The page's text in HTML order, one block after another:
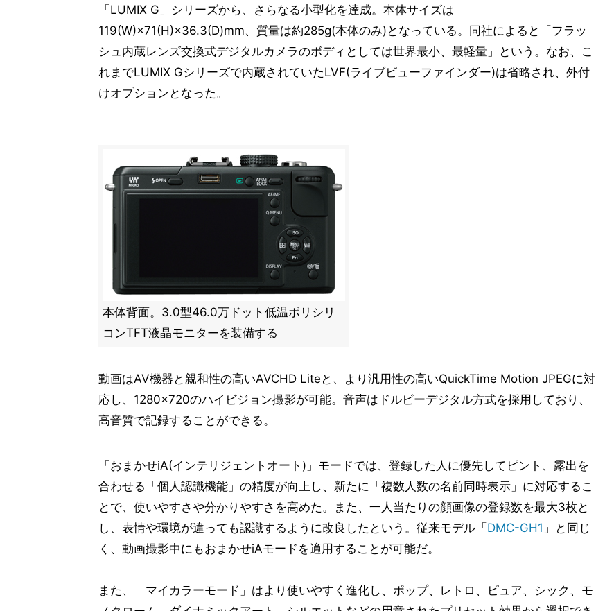
「LUMIX G」シリーズから、さらなる小型化を達成。本体サイズは
119(W)×71(H)×36.3(D)mm、質量は約285g(本体のみ)となっている。同社によると「フラッ
シュ内蔵レンズ交換式デジタルカメラのボディとしては世界最小、最軽量」という。なお、こ
れまでLUMIX Gシリーズで内蔵されていたLVF(ライブビューファインダー)は省略され、外付
けオプションとなった。
本体背面。3.0型46.0万ドット低温ポリシリ
コンTFT液晶モニターを装備する
動画はAV機器と親和性の高いAVCHD Liteと、より汎用性の高いQuickTime Motion JPEGに対
応し、1280×720のハイビジョン撮影が可能。音声はドルビーデジタル方式を採用しており、
高音質で記録することができる。
「おまかせiA(インテリジェントオート)」モードでは、登録した人に優先してピント、露出を
合わせる「個人認識機能」の精度が向上し、新たに「複数人数の名前同時表示」に対応するこ
とで、使いやすさや分かりやすさを高めた。また、一人当たりの顔画像の登録数を最大3枚と
し、表情や環境が違っても認識するように改良したという。従来モデル「 DMC-GH1 」と同じ
く、動画撮影中にもおまかせiAモードを適用することが可能だ。
また、「マイカラーモード」はより使いやすく進化し、ポップ、レトロ、ピュア、シック、モ